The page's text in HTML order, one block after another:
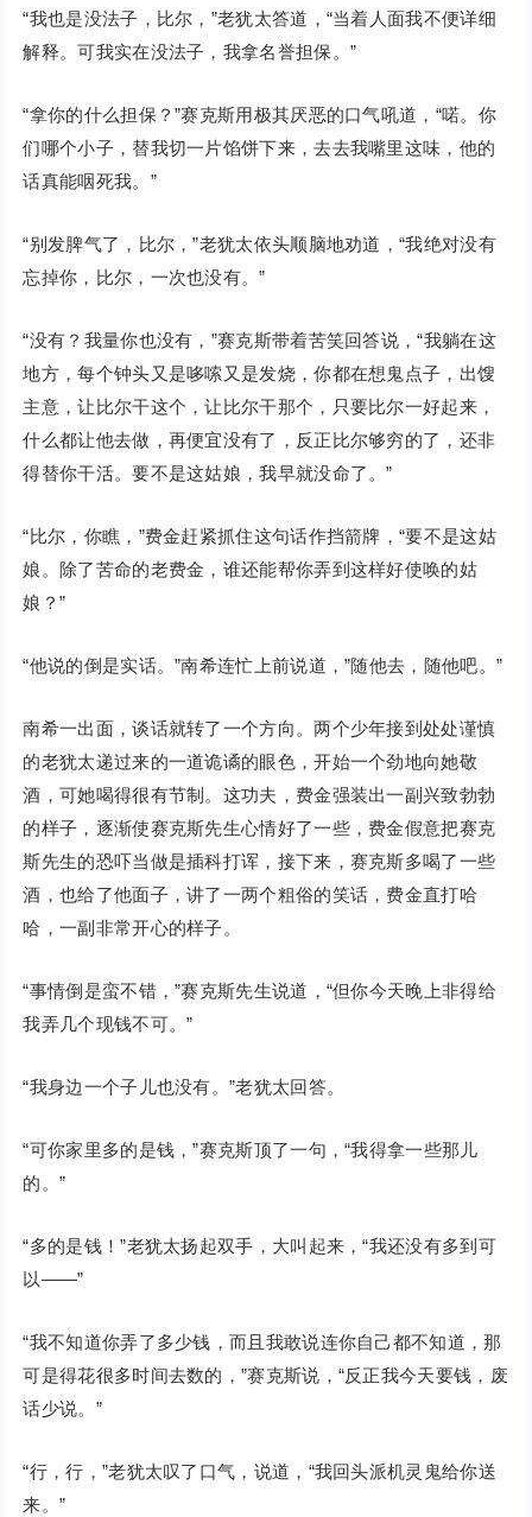
“我也是没法子，比尔，”老犹太答道，“当着人面我不便详细
解释。可我实在没法子，我拿名誉担保。”
“拿你的什么担保？”赛克斯用极其厌恶的口气吼道，“喏。你
们哪个小子，替我切一片馅饼下来，去去我嘴里这味，他的
话真能咽死我。”
“别发脾气了，比尔，”老犹太依头顺脑地劝道，“我绝对没有
忘掉你，比尔，一次也没有。”
“没有？我量你也没有，”赛克斯带着苦笑回答说，“我躺在这
地方，每个钟头又是哆嗦又是发烧，你都在想鬼点子，出馊
主意，让比尔干这个，让比尔干那个，只要比尔一好起来，
什么都让他去做，再便宜没有了，反正比尔够穷的了，还非
得替你干活。要不是这姑娘，我早就没命了。”
“比尔，你瞧，”费金赶紧抓住这句话作挡箭牌，“要不是这姑
娘。除了苦命的老费金，谁还能帮你弄到这样好使唤的姑
娘？”
“他说的倒是实话。”南希连忙上前说道，”随他去，随他吧。”
南希一出面，谈话就转了一个方向。两个少年接到处处谨慎
的老犹太递过来的一道诡谲的眼色，开始一个劲地向她敬
酒，可她喝得很有节制。这功夫，费金强装出一副兴致勃勃
的样子，逐渐使赛克斯先生心情好了一些，费金假意把赛克
斯先生的恐吓当做是插科打诨，接下来，赛克斯多喝了一些
酒，也给了他面子，讲了一两个粗俗的笑话，费金直打哈
哈，一副非常开心的样子。
“事情倒是蛮不错，”赛克斯先生说道，“但你今天晚上非得给
我弄几个现钱不可。”
“我身边一个子儿也没有。”老犹太回答。
“可你家里多的是钱，”赛克斯顶了一句，“我得拿一些那儿
的。”
“多的是钱！”老犹太扬起双手，大叫起来，“我还没有多到可
以——”
“我不知道你弄了多少钱，而且我敢说连你自己都不知道，那
可是得花很多时间去数的，”赛克斯说，“反正我今天要钱，废
话少说。”
“行，行，”老犹太叹了口气，说道，“我回头派机灵鬼给你送
来。”